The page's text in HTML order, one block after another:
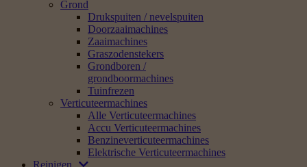
Generatoren
Smart products
Water
Waterpompen
Accessoires
Accessoires voor…
Kettingzagen / motorzagen
Heggenscharen
Grastrimmers /
kantenmaaiers /
bosmaaiers
Bladblazers / bladzuigers
Hoogsnoeiers